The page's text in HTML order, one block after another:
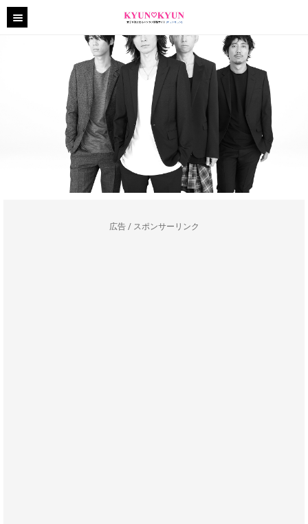
広告 / スポンサーリンク